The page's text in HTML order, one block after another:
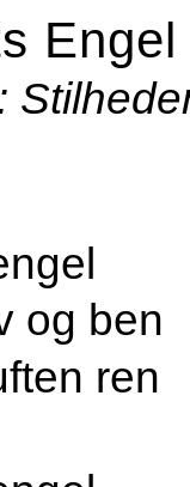
Engel
og ben
ren